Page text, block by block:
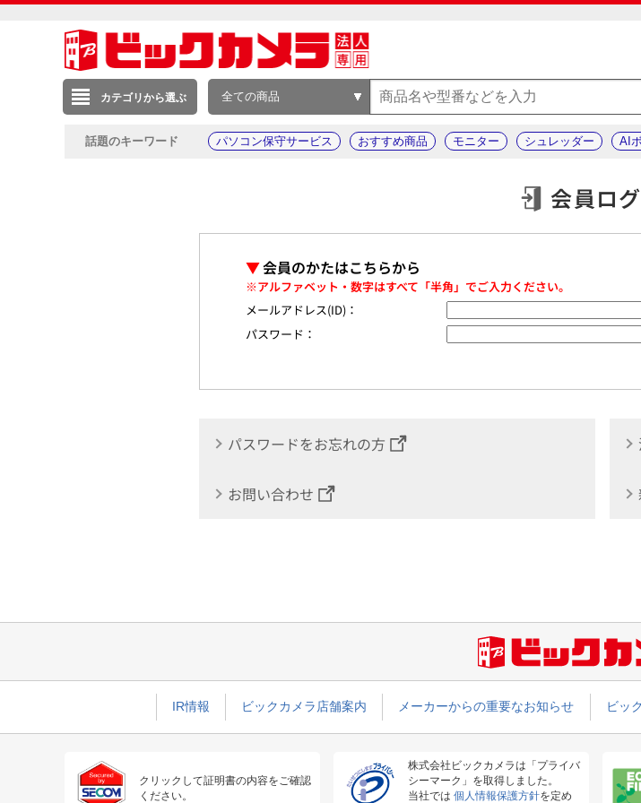
カテゴリから選ぶ 全ての商品
話題のキーワード パソコン保守サービス おすすめ商品 モニター シュレッダー AI
会員ロ
▼会員のかたはこちらから
※アルファベット・数字はすべて「半角」でご入力ください。
メールアドレス(ID)：
パスワード：
パスワードをお忘れの方
お問い合わせ
IR情報 ビックカメラ店舗案内 メーカーからの重要なお知らせ ビッ
クリックして証明書の内容をご確認
ください。
株式会社ビックカメラは「プライバ
シーマーク」を取得しました。
当社では 個人情報保護方針を定め